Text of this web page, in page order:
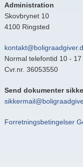
Administration
Skovbrynet 10
4100 Ringsted
Normal telefontid 10 - 17
Cvr.nr. 36053550
Send dokumenter
Forretningsbetingelser